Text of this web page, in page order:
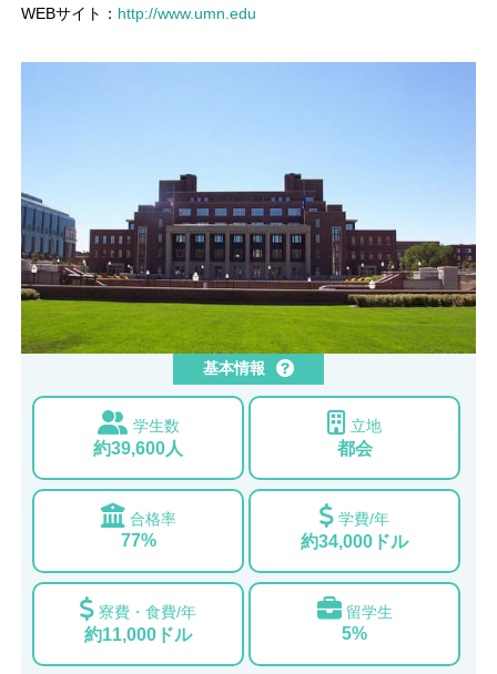
WEBサイト： http://www.umn.edu
基本情報
学生数
約39,600人
立地
都会
合格率
77%
学費/年
約34,000ドル
寮費・食費/年
約11,000ドル
留学生
5%